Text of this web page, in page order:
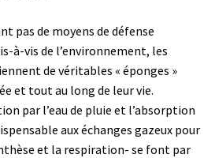
pas de moyens de défense
à-vis de l’environnement, les
de véritables « éponges »
et tout au long de leur vie.
par l’eau de pluie et l’absorption
aux échanges gazeux pour
et la respiration- se font par